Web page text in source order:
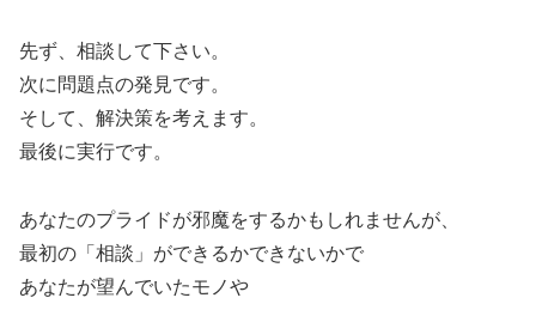
先ず、相談して下さい。
次に問題点の発見です。
そして、解決策を考えます。
最後に実行です。
あなたのプライドが邪魔をするかもしれませんが、
最初の「相談」ができるかできないかで
あなたが望んでいたモノや